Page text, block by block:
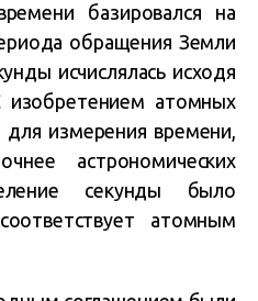
базировался на
обращения Земли
исчислялась исходя
изобретением атомных
для измерения времени,
астрономических
секунды было
атомным